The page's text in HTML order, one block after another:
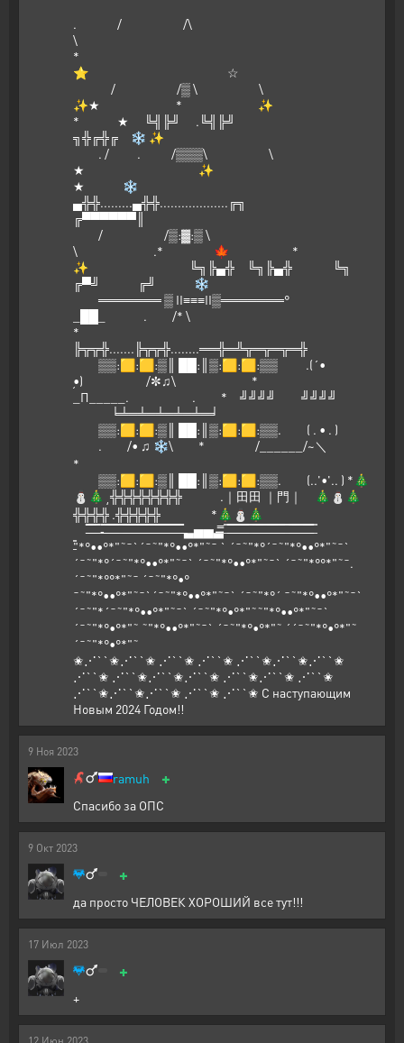
. / /\
\
*
⭐ ☆
/ /▒ \ \
✨★ * ✨
* ★ ╚╣╠╝ .╚╣╠╝
╗╬╔╬╔ ❄ ✨
. / . /▒▒▒\ \
★ ✨
★ ❄
▄╬╬.........▄╬╬...................╔╗
╔▀▀▀▀▀▀║
/ /▒:▓:▒ \
\ .* 🍁 *
✨ ╚╗╠▄╬ ╚╗╠▄╬ ╚╗
╔▀╝ ╔╝ ❄
═══════ ▒ II≡≡≡II▒═══════°
_██_ . /* \
*
╠╦╦╬.......╠╦╦╬........══╬═╩╦═╦═╦═╬
▒▒:🟨:🟨:▒║ ██:║▒:🟨:🟨:▒▒ .(´•
̮•) /✼♫\ *
_Π_____. . * ╝╝╝╝ ╝╝╝╝
╘╧═╧═╧═╧═╧═╛
▒▒:🟨:🟨:▒║ ██:║▒:🟨:🟨:▒▒. ( . • . )
. /• ♫ ❄\ * /______/~＼
*
▒▒:🟨:🟨:▒║ ██:║▒:🟨:🟨:▒▒. (..'•'.. ) *🎄
⛄🎄˛╬╬╬╬╬╬╬╬ .｜田田 ｜門｜ 🎄⛄🎄
╬╬╬╬ .╬╬╬╬╬ *🎄⛄🎄
̶̶̶̶̿̿̿̿ ̶̶̿̿ ̶̿ ̶̿-̶̶̿̿ ̶̿ ̶̶̶̶̿̿̿̿ ̶̶̿̿ ̶̿ ̶̿ ̶̶̿̿ ̶̶̶̿̿̿ ̶̿ ̶̶̿̿ ̶̶̿̿ ̶̶̶̿̿̿ ̶̿ ̶̶̿̿ ̶̿ ̶̶̶̶̿̿̿̿ ̶̶̿̿ ̶̶̶̶̿̿̿̿ ̶̿ ̶̶̿̿ ̶̿ ̶̶̿̿ ̶▃▅▅▃̶̶̿̿ ̶̿ ̶̶̶̶̿̿̿̿ ̶̶̿̿ ̶̿ ̶̶̿̿ ̶̶̶̿̿̿ ̶̿ ̶̿ ̶̶̿̿ ̶̶̶̿̿̿ ̶̿ ̶̶̿̿ ̶̶̿̿ ̶̶̶̿̿̿ ̶̿ ̶̶̿̿ ̶̿ ̶̿ ̶̶̿̿ ̶̶̶̿̿̿ ̶̿ ̶̶̿̿ ̶̶̶̶̿̿̿̿ ̶̶̿̿ ̶̿
̶̿"*°••°*"˜¯`´¯˜"*°••°*"˜¯ ` ´¯˜"*°´¯˜"*°••°*"˜¯`
´¯˜"*°´¯˜"*°••°*"˜¯` ´¯˜"*°••°*"˜¯` ´¯˜"*°°*"˜¯.
´¯˜"*°°*"˜¯ ´¯˜"*°•°
¯˜"*°••°*"˜¯`´¯˜"*°••°*"˜¯` ´¯˜"*°´ ¯˜"*°••°*"˜¯`
´¯˜"*´¯˜"*°••°*"˜¯` ´¯˜"*°•°*"˜˜"*°••°*"˜¯`
´¯˜"*°•°*"˜ ˜"*°••°*"˜¯` ´¯˜"*°•°*"˜ ´´¯˜"*°•°*"˜
´¯˜"*°•°*"˜
✬⋰``✬⋰``✬ ⋰``✬ ⋰``✬ ⋰``✬⋰``✬⋰``✬
⋰``✬ ⋰``✬⋰``✬⋰``✬ ⋰``✬⋰``✬ ⋰``✬
⋰``✬⋰``✬⋰``✬ ⋰``✬ ⋰``✬ С наступающим
Новым 2024 Годом!!
9 Ноя 2023
ramuh +
Спасибо за ОПС
9 Окт 2023
+
да просто ЧЕЛОВЕК ХОРОШИЙ все тут!!!
17 Июл 2023
+
+